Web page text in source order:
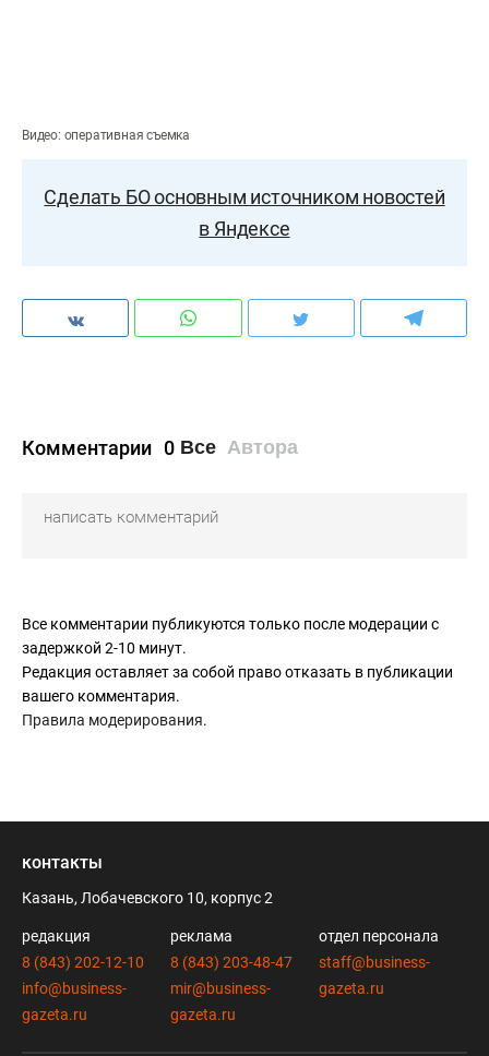
Видео: оперативная съемка
Сделать БО основным источником новостей
в Яндексе
Комментарии 0 Все Автора
Все комментарии публикуются только после модерации с
задержкой 2-10 минут.
Редакция оставляет за собой право отказать в публикации
вашего комментария.
Правила модерирования.
контакты
Казань, Лобачевского 10, корпус 2
редакция
8 (843) 202-12-10
info@business-
gazeta.ru
реклама
8 (843) 203-48-47
mir@business-
gazeta.ru
отдел персонала
staff@business-
gazeta.ru